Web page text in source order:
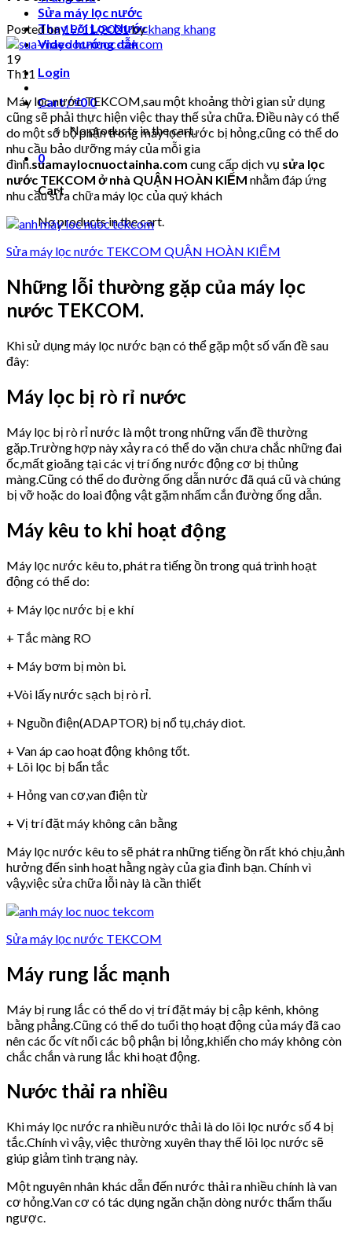
Sửa máy lọc nước
Thay Lõi Lọc Nước
Video hướng dẫn
Login
Cart /₫00
No products in the cart.
0
Cart
No products in the cart.
Posted on19/11/2021bykhang khang
19
Th11
Máy lọc nước TEKCOM,sau một khoảng thời gian sử dụng
cũng sẽ phải thực hiện việc thay thế sửa chữa. Điều này có thể
do một số bộ phận trong máy lọc nước bị hỏng,cũng có thể do
nhu cầu bảo dưỡng máy của mỗi gia
đình.suamaylocnuoctainha.com cung cấp dịch vụ sửa lọc
nước TEKCOM ở nhà QUẬN HOÀN KIẾM nhằm đáp ứng
nhu cầu sửa chữa máy lọc của quý khách
Sửa máy lọc nước TEKCOM QUẬN HOÀN KIẾM
Những lỗi thường gặp của máy lọc
nước TEKCOM.
Khi sử dụng máy lọc nước bạn có thể gặp một số vấn đề sau
đây:
Máy lọc bị rò rỉ nước
Máy lọc bị rò rỉ nước là một trong những vấn đề thường
gặp.Trường hợp này xảy ra có thể do vặn chưa chắc những đai
ốc,mất gioăng tại các vị trí ống nước động cơ bị thủng
màng.Cũng có thể do đường ống dẫn nước đã quá cũ và chúng
bị vỡ hoặc do loai động vật gặm nhấm cắn đường ống dẫn.
Máy kêu to khi hoạt động
Máy lọc nước kêu to, phát ra tiếng ồn trong quá trình hoạt
động có thể do:
+ Máy lọc nước bị e khí
+ Tắc màng RO
+ Máy bơm bị mòn bi.
+Vòi lấy nước sạch bị rò rỉ.
+ Nguồn điện(ADAPTOR) bị nổ tụ,cháy diot.
+ Van áp cao hoạt động không tốt.
+ Lõi lọc bị bẩn tắc
+ Hỏng van cơ,van điện từ
+ Vị trí đặt máy không cân bằng
Máy lọc nước kêu to sẽ phát ra những tiếng ồn rất khó chịu,ảnh
hưởng đến sinh hoạt hằng ngày của gia đình bạn. Chính vì
vậy,việc sửa chữa lỗi này là cần thiết
Sửa máy lọc nước TEKCOM
Máy rung lắc mạnh
Máy bị rung lắc có thể do vị trí đặt máy bị cập kênh, không
bằng phẳng.Cũng có thể do tuổi thọ hoạt động của máy đã cao
nên các ốc vít nối các bộ phận bị lỏng,khiến cho máy không còn
chắc chắn và rung lắc khi hoạt động.
Nước thải ra nhiều
Khi máy lọc nước ra nhiều nước thải là do lõi lọc nước số 4 bị
tắc.Chính vì vậy, việc thường xuyên thay thế lõi lọc nước sẽ
giúp giảm tình trạng này.
Một nguyên nhân khác dẫn đến nước thải ra nhiều chính là van
cơ hỏng.Van cơ có tác dụng ngăn chặn dòng nước thẩm thấu
ngược.